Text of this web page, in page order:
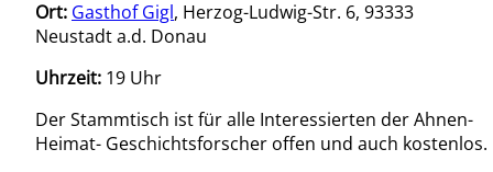
Ort: Gasthof Gigl, Herzog-Ludwig-Str. 6, 93333
Neustadt a.d. Donau
Uhrzeit: 19 Uhr
Der Stammtisch ist für alle Interessierten der Ahnen-
Heimat- Geschichtsforscher offen und auch kostenlos.